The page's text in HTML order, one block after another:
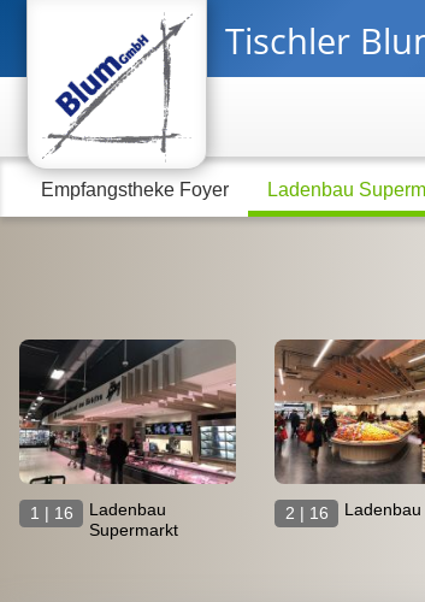
Tischler
Empfangstheke Foyer Ladenbau
1 | 16
Ladenbau
Supermarkt
2 | 16 Ladenbau